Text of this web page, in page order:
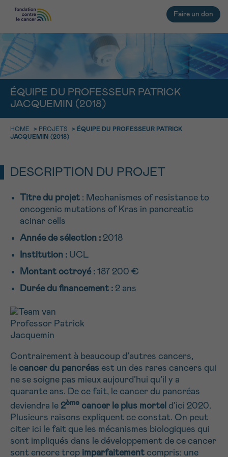
Faire un don
ÉQUIPE DU PROFESSEUR PATRICK
JACQUEMIN (2018)
HOME > PROJETS > ÉQUIPE DU PROFESSEUR PATRICK
JACQUEMIN (2018)
DESCRIPTION DU PROJET
Titre du projet : Mechanismes of resistance to
oncogenic mutations of Kras in pancreatic
acinar cells
Année de sélection : 2018
Institution : UCL
Montant octroyé : 187 200 €
Durée du financement : 2 ans
Contrairement à beaucoup d’autres cancers,
le cancer du pancréas est un des rares cancers qui
ne se soigne pas mieux aujourd’hui qu’il y a
quarante ans. De ce fait, le cancer du pancréas
deviendra le 2ème cancer le plus mortel d’ici 2020.
Plusieurs raisons expliquent ce constat. On peut
citer ici le fait que les mécanismes biologiques qui
sont impliqués dans le développement de ce cancer
sont encore trop imparfaitement compris: une
NOM
FACE AU CANCER VOUS N’ÊTES
PAS SEUL
Des professionnels pour répondre à toutes vos
Contactez-nous
Par téléphone
0800 15 801 lu-ve 9h à 18h
Je souhaite être rappelé.e
RETOUR
NOM
PRÉNOM
E-MAIL
VOTRE QUESTION
Je souhaite recevoir la Newsletter
RETOUR
Rendez-vous Question Coordonnées Confirmation
11h-13h
13h-16h
16h-18h
Suivant